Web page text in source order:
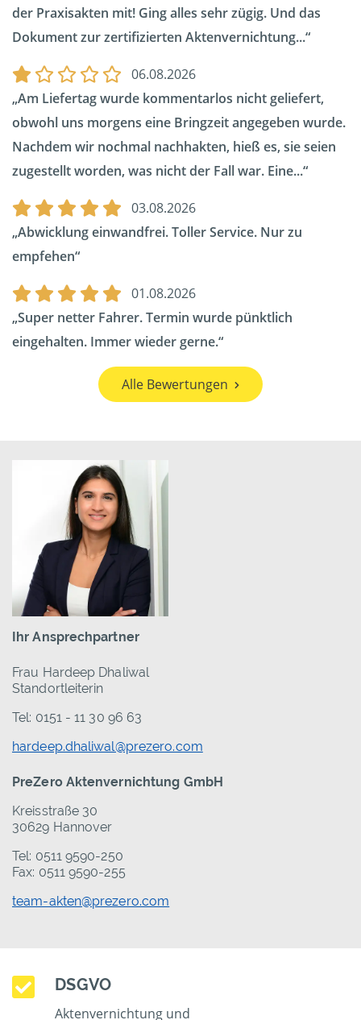
der Praxisakten mit! Ging alles sehr zügig. Und das
Dokument zur zertifizierten Aktenvernichtung...
06.08.2026
Am Liefertag wurde kommentarlos nicht geliefert,
obwohl uns morgens eine Bringzeit angegeben wurde.
Nachdem wir nochmal nachhakten, hieß es, sie seien
zugestellt worden, was nicht der Fall war. Eine...
03.08.2026
Abwicklung einwandfrei. Toller Service. Nur zu
empfehen
01.08.2026
Super netter Fahrer. Termin wurde pünktlich
eingehalten. Immer wieder gerne.
Alle Bewertungen
Ihr Ansprechpartner
Frau Hardeep Dhaliwal
Standortleiterin
Tel: 0151 - 11 30 96 63
hardeep.dhaliwal@prezero.com
PreZero Aktenvernichtung GmbH
Kreisstraße 30
30629 Hannover
Tel: 0511 9590-250
Fax: 0511 9590-255
team-akten@prezero.com
DSGVO
Aktenvernichtung und